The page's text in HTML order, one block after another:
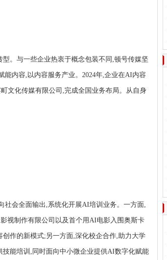
。与一些企业热衷于概念包装不同,顿号传媒坚
能内容, 以内容服务产业。2024年,企业在AI内容
文化传媒有限公司,完成全国业务布局。从自身
社会全面输出,系统化开展AI培训业务。一方面,
影视制作有限公司 以及首个用AI电影入围奥斯卡
作的新模式;另一方面,深化校企合作,助力大学
技能培训,同时面向中小微企业提供AI数字化赋能